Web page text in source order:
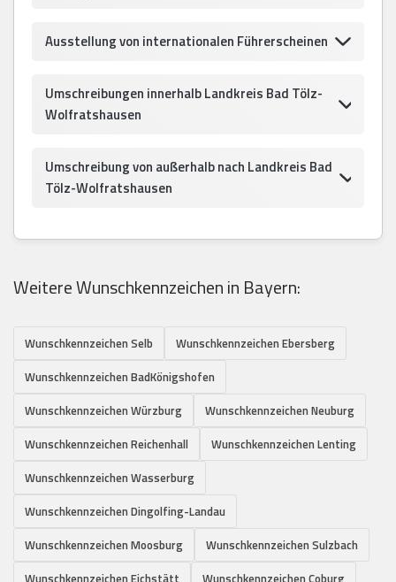
Ausstellung von internationalen Führerscheinen
Umschreibungen innerhalb Landkreis Bad Tölz-
Wolfratshausen
Umschreibung von außerhalb nach Landkreis Bad
Tölz-Wolfratshausen
Weitere Wunschkennzeichen in Bayern:
Wunschkennzeichen Selb
Wunschkennzeichen Ebersberg
Wunschkennzeichen BadKönigshofen
Wunschkennzeichen Würzburg
Wunschkennzeichen Neuburg
Wunschkennzeichen Reichenhall
Wunschkennzeichen Lenting
Wunschkennzeichen Wasserburg
Wunschkennzeichen Dingolfing-Landau
Wunschkennzeichen Moosburg
Wunschkennzeichen Sulzbach
Wunschkennzeichen Eichstätt
Wunschkennzeichen Coburg